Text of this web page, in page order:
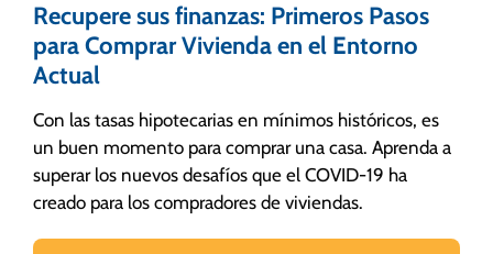
Recupere sus finanzas: Primeros Pasos
para Comprar Vivienda en el Entorno
Actual
Con las tasas hipotecarias en mínimos históricos, es
un buen momento para comprar una casa. Aprenda a
superar los nuevos desafíos que el COVID-19 ha
creado para los compradores de viviendas.